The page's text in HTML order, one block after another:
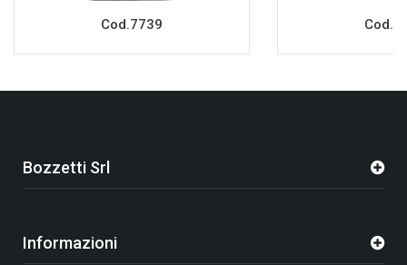
Cod.7739
Bozzetti Srl
Informazioni